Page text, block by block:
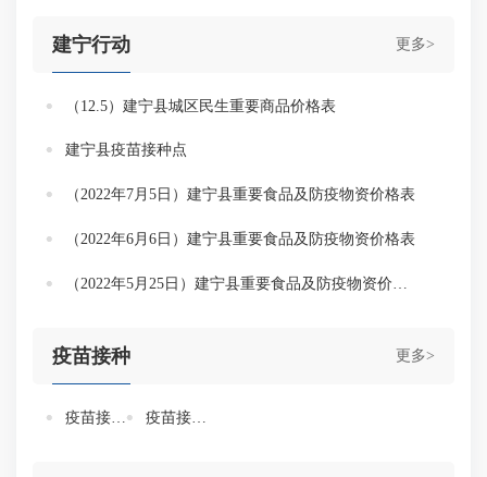
更多>
建宁行动
（12.5）建宁县城区民生重要商品价格表
建宁县疫苗接种点
（2022年7月5日）建宁县重要食品及防疫物资价格表
（2022年6月6日）建宁县重要食品及防疫物资价格表
更多>
疫苗接种
疫苗接种情况